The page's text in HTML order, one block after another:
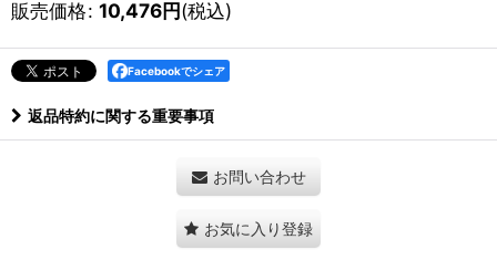
販売価格: 10,476円(税込)
Facebookでシェア
返品特約に関する重要事項
お問い合わせ
お気に入り登録